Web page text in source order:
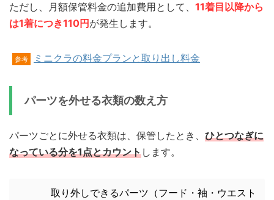
ただし、月額保管料金の追加費用として、 11着目以降から
は1着につき110円 が発生します。
参考 ミニクラの料金プランと取り出し料金
パーツを外せる衣類の数え方
パーツごとに外せる衣類は、保管したとき、 ひとつなぎに
なっている分を1点とカウントします。
取り外しできるパーツ（フード・袖・ウエスト